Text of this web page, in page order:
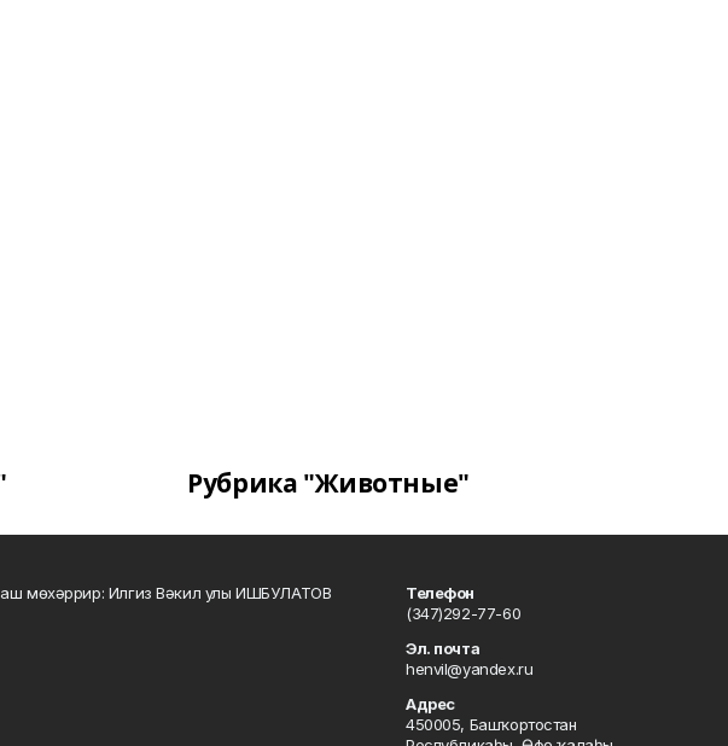
Рубрика "Животные"
мөхәррир: Илгиз Вәкил улы ИШБУЛАТОВ
Телефон
(347)292-77-60
Эл. почта
henvil@yandex.ru
Адрес
450005, Башҡортостан